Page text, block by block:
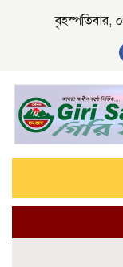
বৃহস্পতিবার,